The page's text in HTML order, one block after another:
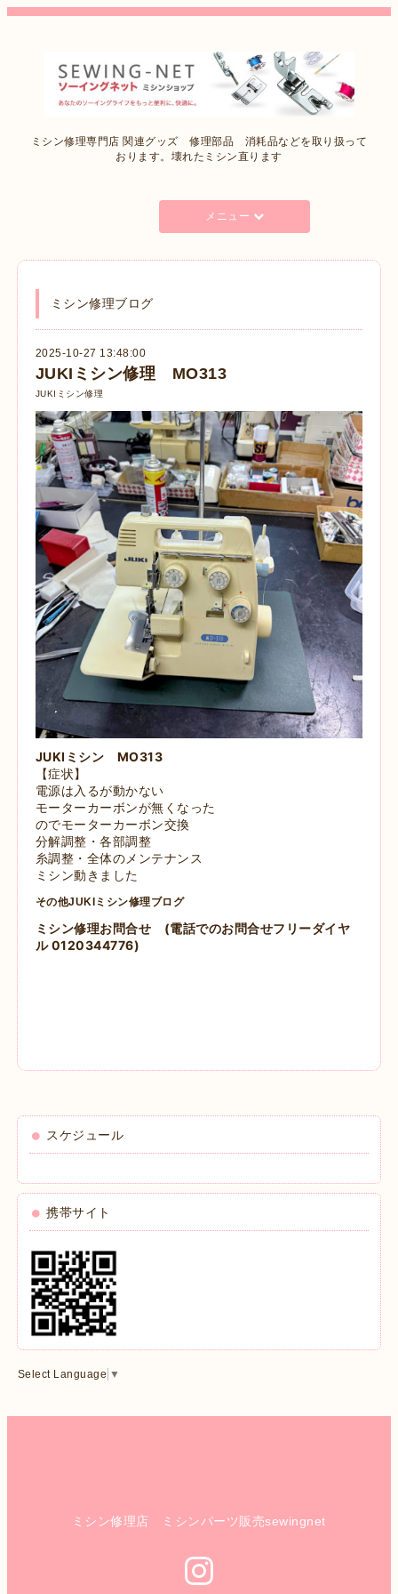
ミシン修理専門店 関連グッズ 修理部品 消耗品などを取り扱って
おります。壊れたミシン直ります
メニュー
ミシン修理ブログ
2025-10-27 13:48:00
JUKIミシン修理 MO313
JUKIミシン修理
JUKIミシン MO313
【症状】
電源は入るが動かない
モーターカーボンが無くなった
のでモーターカーボン交換
分解調整・各部調整
糸調整・全体のメンテナンス
ミシン動きました
その他JUKIミシン修理ブログ
ミシン修理お問合せ
(電話でのお問合せフリーダイヤ
ル 0120344776)
スケジュール
携帯サイト
Select Language ▼
ミシン修理店 ミシンパーツ販売sewingnet